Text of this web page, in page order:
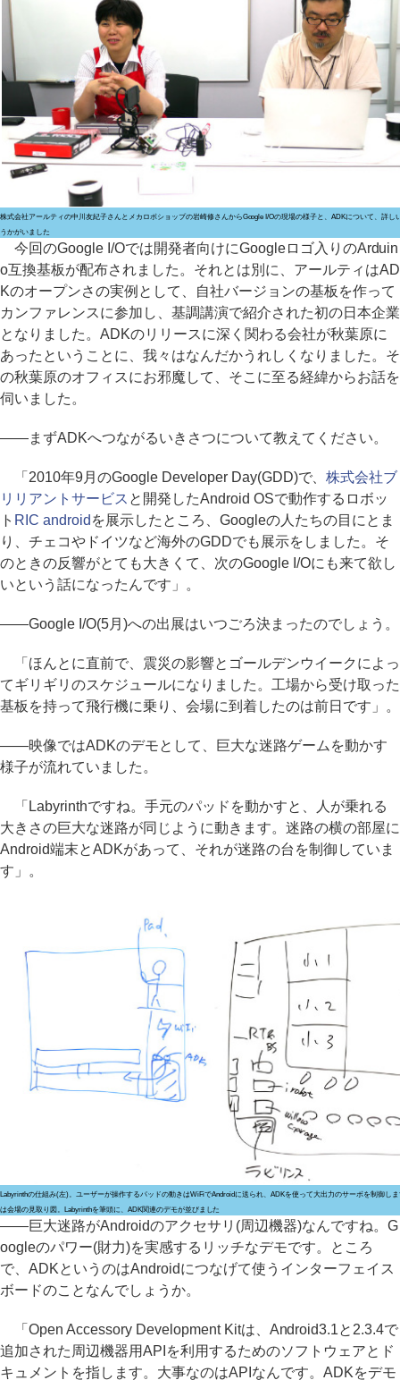
株式会社アールティの中川友紀子さんとメカロボショップの岩崎修さんからGoogle I/Oの現場の様子と、ADKについて、詳し
うかがいました
今回のGoogle I/Oでは開発者向けにGoogleロゴ入りのArduin
o互換基板が配布されました。それとは別に、アールティはAD
Kのオープンさの実例として、自社バージョンの基板を作って
カンファレンスに参加し、基調講演で紹介された初の日本企業
となりました。ADKのリリースに深く関わる会社が秋葉原に
あったということに、我々はなんだかうれしくなりました。そ
の秋葉原のオフィスにお邪魔して、そこに至る経緯からお話を
伺いました。
――まずADKへつながるいきさつについて教えてください。
「2010年9月のGoogle Developer Day(GDD)で、株式会社ブ
リリアントサービス と開発したAndroid OSで動作するロボッ
ト RIC android を展示したところ、Googleの人たちの目にとま
り、チェコやドイツなど海外のGDDでも展示をしました。そ
のときの反響がとても大きくて、次のGoogle I/Oにも来て欲し
いという話になったんです」。
――Google I/O(5月)への出展はいつごろ決まったのでしょう。
「ほんとに直前で、震災の影響とゴールデンウイークによっ
てギリギリのスケジュールになりました。工場から受け取った
基板を持って飛行機に乗り、会場に到着したのは前日です」。
――映像ではADKのデモとして、巨大な迷路ゲームを動かす
様子が流れていました。
「Labyrinthですね。手元のパッドを動かすと、人が乗れる
大きさの巨大な迷路が同じように動きます。迷路の横の部屋に
Android端末とADKがあって、それが迷路の台を制御していま
す」。
Labyrinthの仕組み(左)。ユーザーが操作するパッドの動きはWiFiでAndroidに送られ、ADKを使って大出力のサーボを制御し
は会場の見取り図。Labyrinthを筆頭に、ADK関連のデモが並びました
――巨大迷路がAndroidのアクセサリ(周辺機器)なんですね。G
oogleのパワー(財力)を実感するリッチなデモです。ところ
で、ADKというのはAndroidにつなげて使うインターフェイス
ボードのことなんでしょうか。
「Open Accessory Development Kitは、Android3.1と2.3.4で
追加された周辺機器用APIを利用するためのソフトウェアとド
キュメントを指します。大事なのはAPIなんです。ADKをデモ